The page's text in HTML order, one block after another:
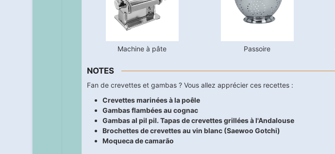
Machine à pâte Passoire
NOTES
Fan de crevettes et gambas ? Vous allez apprécier ces recettes :
Crevettes marinées à la poêle
Gambas flambées au cognac
Gambas al pil pil. Tapas de crevettes grillées à l'Andalouse
Brochettes de crevettes au vin blanc (Saewoo Gotchi)
Moqueca de camarão